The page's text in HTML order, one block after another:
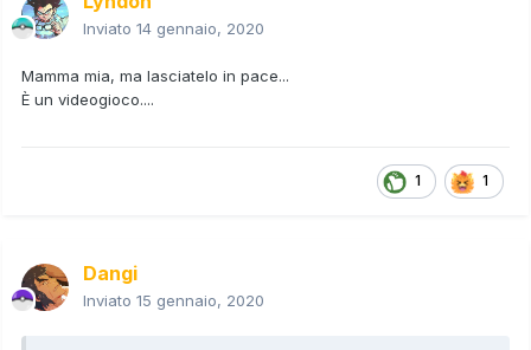
Inviato 14 gennaio, 2020
Mamma mia, ma lasciatelo in pace...
È un videogioco....
1 1
Dangi
Inviato 15 gennaio, 2020